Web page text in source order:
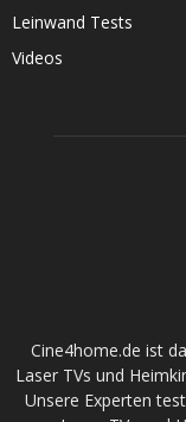
Leinwand Tests
Videos
Cine4home.de ist
Laser TVs und
Unsere Experten